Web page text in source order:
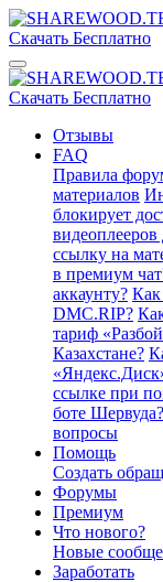
Отзывы
FAQ
Правила
материалов
блокирует
ссылку на
в премиум
аккаунту? Как
DMC.RIP?
тариф
Казахстане?
ссылке при
боте Шервуда?
вопросы
Помощь
Создать
Форумы
Премиум
Что нового?
Новые
Заработать